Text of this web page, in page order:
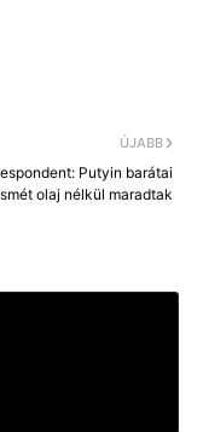
ÚJABB
Putyin barátai
olaj nélkül maradtak